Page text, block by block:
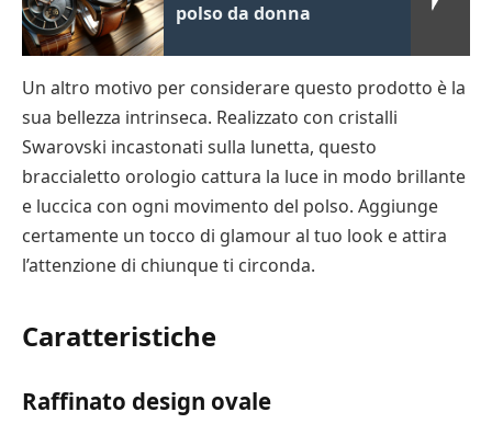
polso da donna
Un altro motivo per considerare questo prodotto è la
sua bellezza intrinseca. Realizzato con cristalli
Swarovski incastonati sulla lunetta, questo
braccialetto orologio cattura la luce in modo brillante
e luccica con ogni movimento del polso. Aggiunge
certamente un tocco di glamour al tuo look e attira
l’attenzione di chiunque ti circonda.
Caratteristiche
Raffinato design ovale